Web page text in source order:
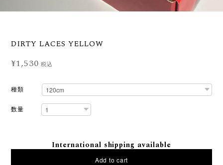
DIRTY LACES YELLOW
¥1,530 税込
種類
数量
International shipping available
Add to cart